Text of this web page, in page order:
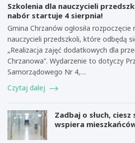
Szkolenia dla nauczycieli
nabór startuje 4 sierpnia!
Gmina Chrzanów ogłosiła
nauczycieli przedszkoli, które odbędą
„Realizacja zajęć dodatkowych dla
Chrzanowa”. Wydarzenie to dotyczy
Samorządowego Nr 4,…
Czytaj dalej
Zadbaj o słuch,
wspiera